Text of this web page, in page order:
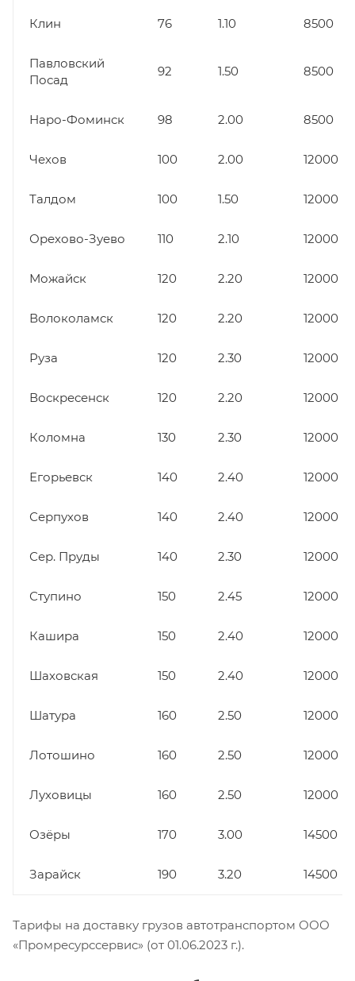
Клин 76 1.10 8500
Павловский
Посад
92 1.50 8500
Наро-Фоминск 98 2.00 8500
Чехов 100 2.00 12000
Талдом 100 1.50 12000
Орехово-Зуево 110 2.10 12000
Можайск 120 2.20 12000
Волоколамск 120 2.20 12000
Руза 120 2.30 12000
Воскресенск 120 2.20 12000
Коломна 130 2.30 12000
Егорьевск 140 2.40 12000
Серпухов 140 2.40 12000
Сер. Пруды 140 2.30 12000
Ступино 150 2.45 12000
Кашира 150 2.40 12000
Шаховская 150 2.40 12000
Шатура 160 2.50 12000
Лотошино 160 2.50 12000
Луховицы 160 2.50 12000
Озёры 170 3.00 14500
Зарайск 190 3.20 14500
Тарифы на доставку грузов автотранспортом ООО
«Промресурссервис» (от 01.06.2023 г.).